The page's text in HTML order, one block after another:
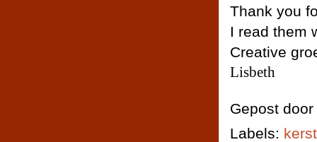
Thank you
I read them
Creative
Lisbeth
Gepost door
Labels: kerst